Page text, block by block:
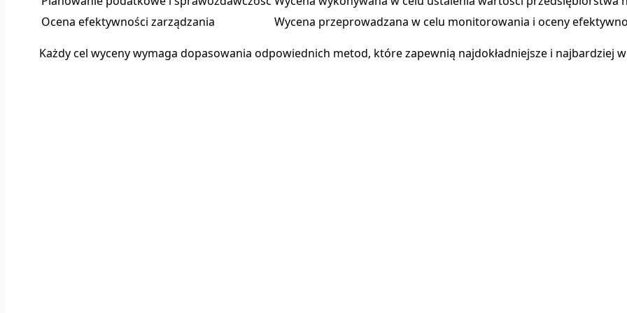
Ocena efektywności zarządzania
Wycena przeprowadzana w celu monitorowania i oceny
Każdy cel wyceny wymaga dopasowania odpowiednich metod, które zapewnią najdokładniejsze i